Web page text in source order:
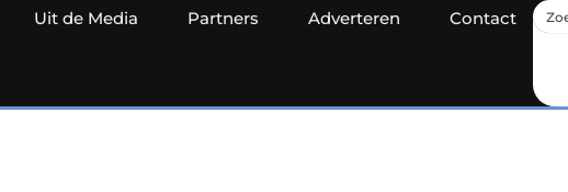
Uit de Media Partners Adverteren Contact